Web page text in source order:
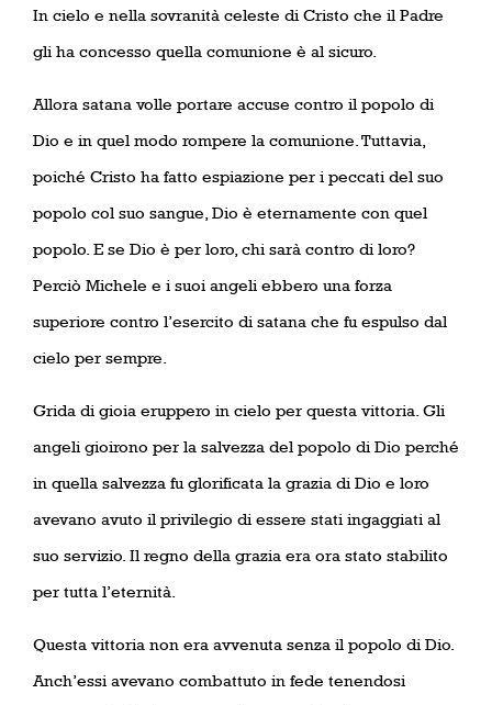
In cielo e nella sovranità celeste di Cristo che il Padre
gli ha concesso quella comunione è al sicuro.
Allora satana volle portare accuse contro il popolo di
Dio e in quel modo rompere la comunione. Tuttavia,
poiché Cristo ha fatto espiazione per i peccati del suo
popolo col suo sangue, Dio è eternamente con quel
popolo. E se Dio è per loro, chi sarà contro di loro?
Perciò Michele e i suoi angeli ebbero una forza
superiore contro l’esercito di satana che fu espulso dal
cielo per sempre.
Grida di gioia eruppero in cielo per questa vittoria. Gli
angeli gioirono per la salvezza del popolo di Dio perché
in quella salvezza fu glorificata la grazia di Dio e loro
avevano avuto il privilegio di essere stati ingaggiati al
suo servizio. Il regno della grazia era ora stato stabilito
per tutta l’eternità.
Questa vittoria non era avvenuta senza il popolo di Dio.
Anch’essi avevano combattuto in fede tenendosi